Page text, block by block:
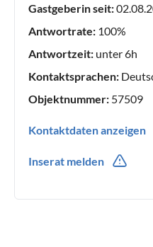
Gastgeberin seit:
Antwortrate: 100%
Antwortzeit: unter 6h
Kontaktsprachen:
Objektnummer: 57509
Kontaktdaten anzeigen
Inserat melden